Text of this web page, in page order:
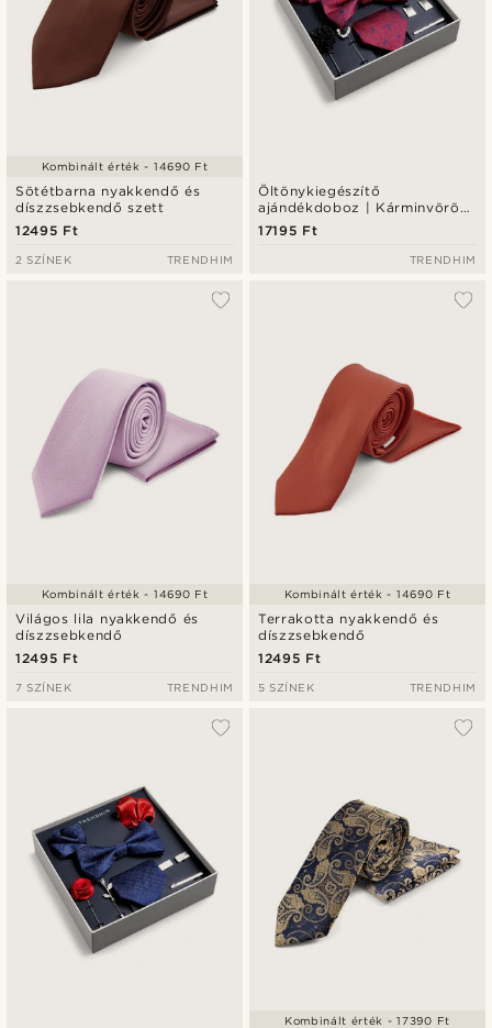
Sötétbarna nyakkendő és
díszzsebkendő szett
12495 Ft
Kombinált érték - 14690 Ft
2 SZÍNEK TRENDHIM
Öltönykiegészítő
ajándékdoboz | Kárminvörös
és királykék masni motívumos
szett
17195 Ft
TRENDHIM
Világos lila nyakkendő és
díszzsebkendő
12495 Ft
Kombinált érték - 14690 Ft
7 SZÍNEK TRENDHIM
Terrakotta nyakkendő és
díszzsebkendő
12495 Ft
Kombinált érték - 14690 Ft
5 SZÍNEK TRENDHIM
Kombinált érték - 17390 Ft